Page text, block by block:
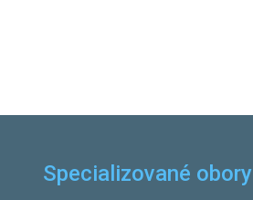
Specializované obory